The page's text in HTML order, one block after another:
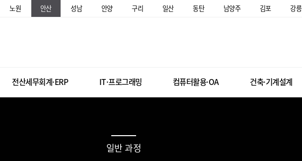
노원 안산 성남 안양 구리 일산 동탄 남양주 김포 강릉
전산세무회계·ERP IT·프로그래밍 컴퓨터활용·OA 건축·기계설계
일반 과정